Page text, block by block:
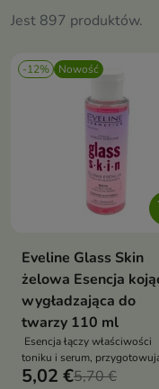
Jest 897 produktów.
-12% Nowość
Eveline Glass Skin
żelowa Esencja
wygładzająca do
twarzy 110 ml
Esencja łączy właściwości
toniku i serum,
skórę do dalszych etapów
5,02 €5,70 €